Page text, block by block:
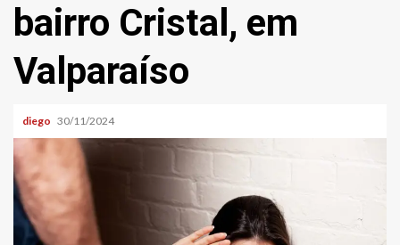
bairro Cristal, em
Valparaíso
diego 30/11/2024